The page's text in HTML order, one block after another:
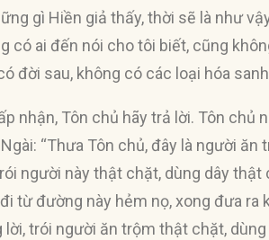
gì Hiền giả thấy, thời sẽ là như
có ai đến nói cho tôi biết, cũng
đời sau, không có các loại hóa
nhận, Tôn chủ hãy trả lời. Tôn chủ
“Thưa Tôn chủ, đây là người ăn
người này thật chặt, dùng dây
từ đường này hẻm nọ, xong đưa
trói người ăn trộm thật chặt,